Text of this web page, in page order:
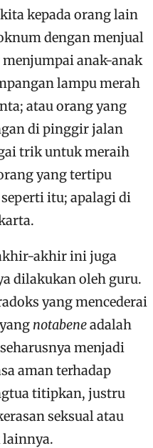
kepada orang lain
dengan menjual
anak-anak
lampu merah
atau orang yang
di pinggir jalan
trik untuk meraih
yang tertipu
itu; apalagi di
akhir ini juga
dilakukan oleh guru.
yang mencederai
notabeneadalah
menjadi
aman terhadap
titipkan, justru
seksual atau
lainnya.